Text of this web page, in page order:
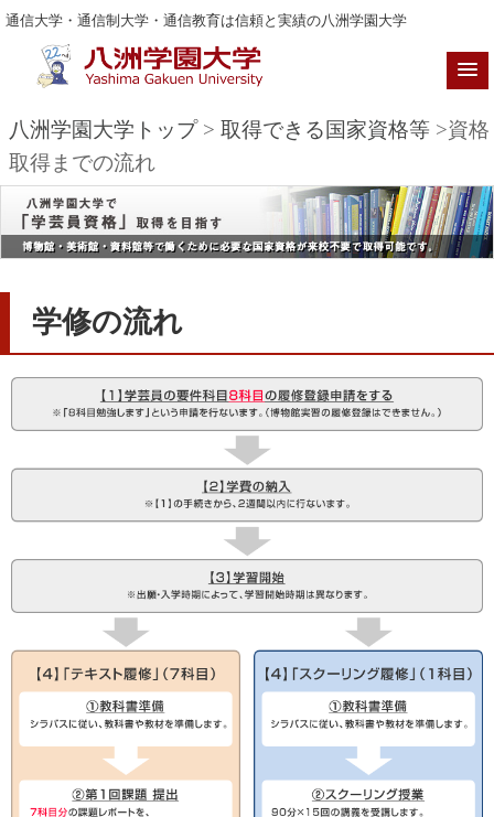
通信大学・通信制大学・通信教育は信頼と実績の八洲学園大学
八洲学園大学トップ> 取得できる国家資格等 >資格
取得までの流れ
学修の流れ